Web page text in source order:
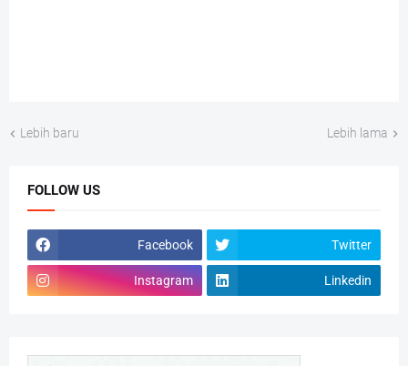
Lebih baru Lebih lama
FOLLOW US
Facebook Twitter
Instagram Linkedin